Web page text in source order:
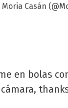
Casán
en bolas
cámara,